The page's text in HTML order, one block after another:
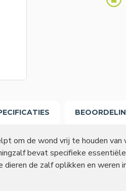
om de wond vrij te houden
bevat specifieke
de zalf oplikken en weren